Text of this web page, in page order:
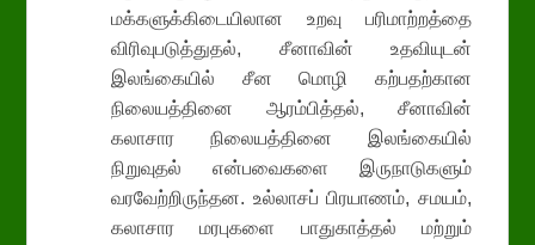
மக்களுக்கிடையிலான உறவு பரிமாற்றத்தை
விரிவுபடுத்துதல், சீனாவின் உதவியுடன்
இலங்கையில் சீன மொழி கற்பதற்கான
நிலையத்தினை ஆரம்பித்தல், சீனாவின்
கலாசார நிலையத்தினை இலங்கையில்
நிறுவுதல் என்பவைகளை இருநாடுகளும்
வரவேற்றிருந்தன. உல்லாசப் பிரயாணம், சமயம்,
கலாசார மரபுகளை பாதுகாத்தல் மற்றும்